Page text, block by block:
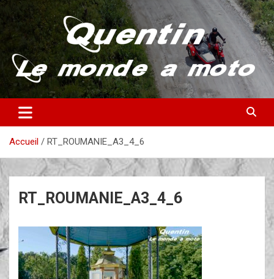
Aller
au
contenu
Quentin – Le monde à moto
Partez à la découverte du monde en vieille bécane
Accueil RT_ROUMANIE_A3_4_6
RT_ROUMANIE_A3_4_6